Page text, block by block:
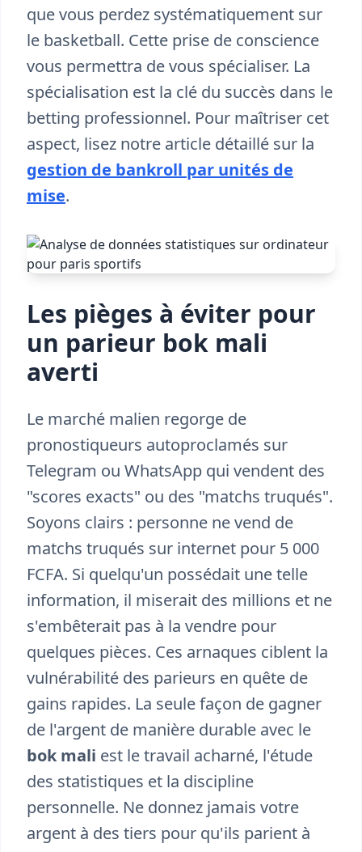
que vous perdez systématiquement sur
le basketball. Cette prise de conscience
vous permettra de vous spécialiser. La
spécialisation est la clé du succès dans le
betting professionnel. Pour maîtriser cet
aspect, lisez notre article détaillé sur la
gestion de bankroll par unités de
mise.
Les pièges à éviter pour
un parieur bok mali
averti
Le marché malien regorge de
pronostiqueurs autoproclamés sur
Telegram ou WhatsApp qui vendent des
"scores exacts" ou des "matchs truqués".
Soyons clairs : personne ne vend de
matchs truqués sur internet pour 5 000
FCFA. Si quelqu'un possédait une telle
information, il miserait des millions et ne
s'embêterait pas à la vendre pour
quelques pièces. Ces arnaques ciblent la
vulnérabilité des parieurs en quête de
gains rapides. La seule façon de gagner
de l'argent de manière durable avec le
bok mali est le travail acharné, l'étude
des statistiques et la discipline
personnelle. Ne donnez jamais votre
argent à des tiers pour qu'ils parient à